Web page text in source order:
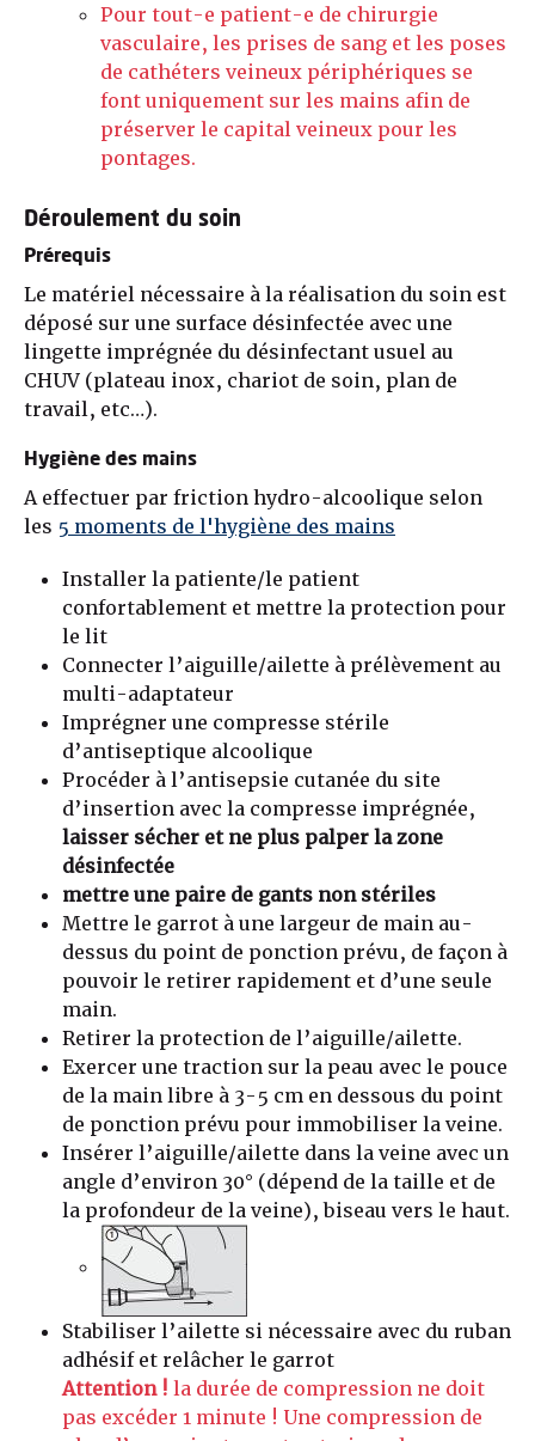
Pour tout-e patient-e de chirurgie
vasculaire, les prises de sang et les poses
de cathéters veineux périphériques se
font uniquement sur les mains afin de
préserver le capital veineux pour les
pontages.
Déroulement du soin
Prérequis
Le matériel nécessaire à la réalisation du soin est
déposé sur une surface désinfectée avec une
lingette imprégnée du désinfectant usuel au
CHUV (plateau inox, chariot de soin, plan de
travail, etc…).
Hygiène des mains
A effectuer par friction hydro-alcoolique selon
les 5 moments de l'hygiène des mains
Installer la patiente/le patient
confortablement et mettre la protection pour
le lit
Connecter l’aiguille/ailette à prélèvement au
multi-adaptateur
Imprégner une compresse stérile
d’antiseptique alcoolique
Procéder à l’antisepsie cutanée du site
d’insertion avec la compresse imprégnée,
laisser sécher et ne plus palper la zone
désinfectée
mettre une paire de gants non stériles
Mettre le garrot à une largeur de main au-
dessus du point de ponction prévu, de façon à
pouvoir le retirer rapidement et d’une seule
main.
Retirer la protection de l’aiguille/ailette.
Exercer une traction sur la peau avec le pouce
de la main libre à 3-5 cm en dessous du point
de ponction prévu pour immobiliser la veine.
Insérer l’aiguille/ailette dans la veine avec un
angle d’environ 30° (dépend de la taille et de
la profondeur de la veine), biseau vers le haut.
Stabiliser l’ailette si nécessaire avec du ruban
adhésif et relâcher le garrot
Attention ! la durée de compression ne doit
pas excéder 1 minute ! Une compression de